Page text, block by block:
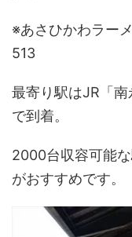
※あさひかわラー
513
最寄り駅はJR「
で到着。
2000台収容可能
がおすすめです。